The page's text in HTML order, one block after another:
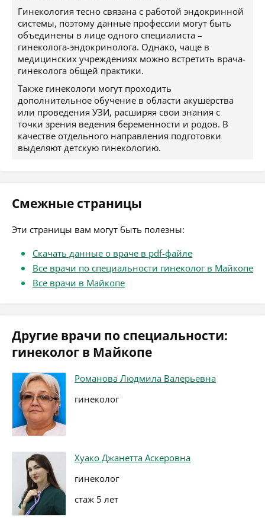
Гинекология тесно связана с работой эндокринной
системы, поэтому данные профессии могут быть
объединены в лице одного специалиста –
гинеколога-эндокринолога. Однако, чаще в
медицинских учреждениях можно встретить врача-
гинеколога общей практики.
Также гинекологи могут проходить
дополнительное обучение в области акушерства
или проведения УЗИ, расширяя свои знания с
точки зрения ведения беременности и родов. В
качестве отдельного направления подготовки
выделяют детскую гинекологию.
Смежные страницы
Эти страницы вам могут быть полезны:
Скачать данные о враче в pdf-файле
Все врачи по специальности гинеколог в Майкопе
Все врачи в Майкопе
Другие врачи по специальности:
гинеколог в Майкопе
Романова Людмила Валерьевна
гинеколог
Хуако Джанетта Аскеровна
гинеколог
стаж 5 лет